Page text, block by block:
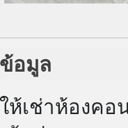
ข้อมูล
ให้เช่าห้องคอ